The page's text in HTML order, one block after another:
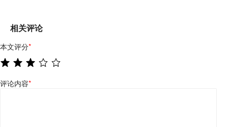
相关评论
本文评分*
评论内容*